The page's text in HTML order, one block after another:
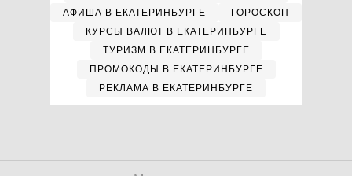
АФИША В ЕКАТЕРИНБУРГЕ
ГОРОСКОП
КУРСЫ ВАЛЮТ В ЕКАТЕРИНБУРГЕ
ТУРИЗМ В ЕКАТЕРИНБУРГЕ
ПРОМОКОДЫ В ЕКАТЕРИНБУРГЕ
РЕКЛАМА В ЕКАТЕРИНБУРГЕ